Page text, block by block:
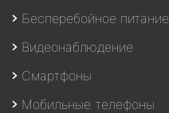
Бесперебойное питание
Видеонаблюдение
Смартфоны
Мобильные телефоны